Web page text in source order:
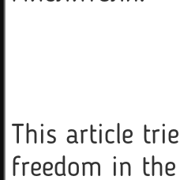
This article
freedom in